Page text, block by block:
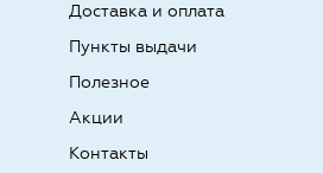
Доставка и оплата
Пункты выдачи
Полезное
Акции
Контакты